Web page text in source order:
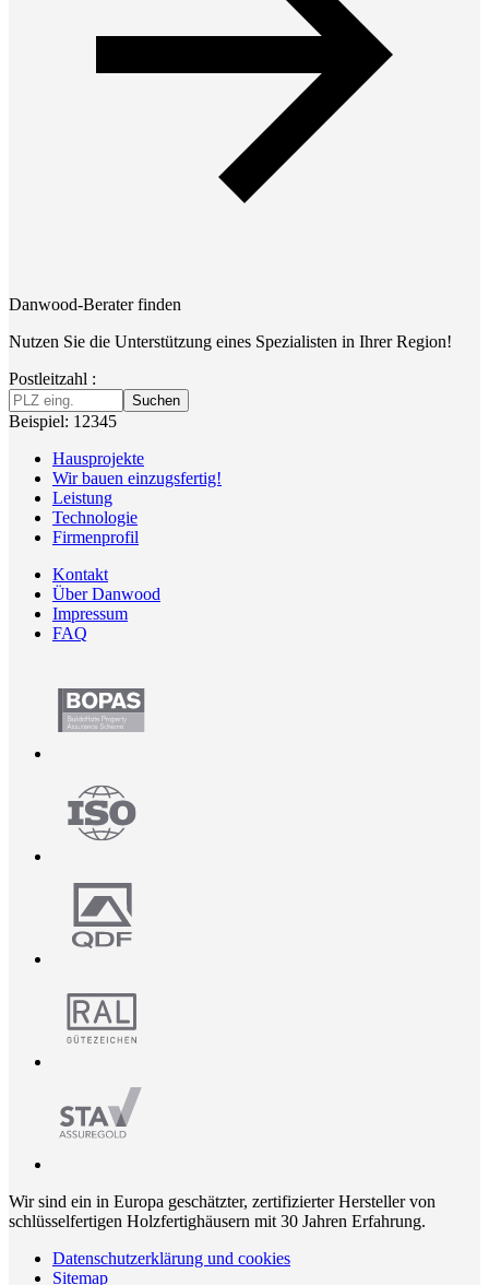
Danwood-Berater finden
Nutzen Sie die Unterstützung eines Spezialisten in Ihrer Region!
Postleitzahl :
Suchen
Beispiel: 12345
Hausprojekte
Wir bauen einzugsfertig!
Leistung
Technologie
Firmenprofil
Kontakt
Über Danwood
Impressum
FAQ
Wir sind ein in Europa geschätzter, zertifizierter Hersteller von
schlüsselfertigen Holzfertighäusern mit 30 Jahren Erfahrung.
Datenschutzerklärung und cookies
Sitemap